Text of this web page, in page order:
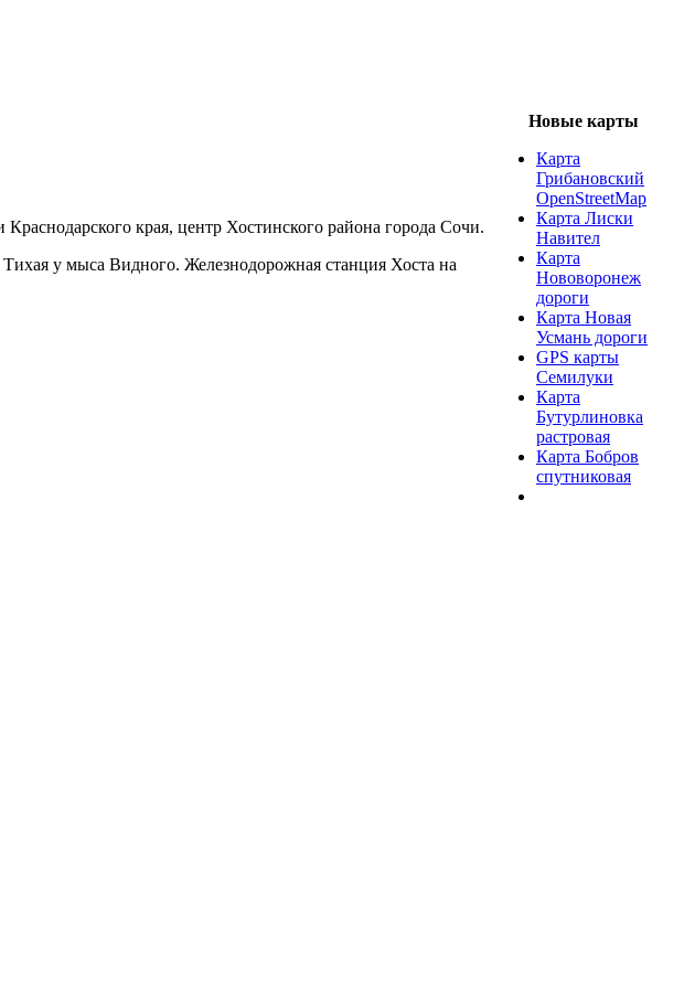
края, центр Хостинского района города Сочи.
у мыса Видного. Железнодорожная станция Хоста на
Новые карты
Карта
Грибановский
OpenStreetMap
Карта Лиски
Навител
Карта
Нововоронеж
дороги
Карта Новая
Усмань дороги
GPS карты
Семилуки
Карта
Бутурлиновка
растровая
Карта Бобров
спутниковая